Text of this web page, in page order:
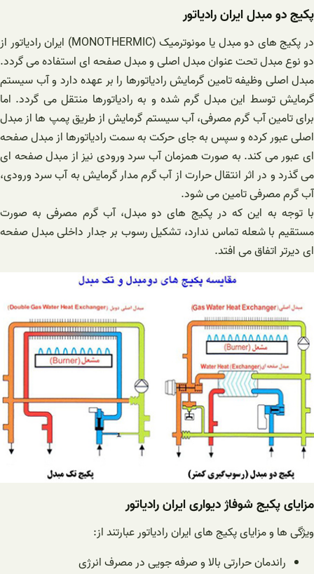
پکیج دو مبدل ایران رادیاتور
در پکیج های دو مبدل یا مونوترمیک (MONOTHERMIC) ایران رادیاتور از
دو نوع مبدل تحت عنوان مبدل اصلی و مبدل صفحه ای استفاده می گردد.
مبدل اصلی وظیفه تامین گرمایش رادیاتورها را بر عهده دارد و آب سیستم
گرمایش توسط این مبدل گرم شده و به رادیاتورها منتقل می گردد. اما
برای تامین آب گرم مصرفی، آب سیستم گرمایش از طریق پمپ ها از مبدل
اصلی عبور کرده و سپس به جای حرکت به سمت رادیاتورها از مبدل صفحه
ای عبور می کند. به صورت همزمان آب سرد ورودی نیز از مبدل صفحه ای
می گذرد و در اثر انتقال حرارت از آب گرم مدار گرمایش به آب سرد ورودی،
آب گرم مصرفی تامین می شود.
با توجه به این که در پکیج های دو مبدل، آب گرم مصرفی به صورت
مستقیم با شعله تماس ندارد، تشکیل رسوب بر جدار داخلی مبدل صفحه
ای دیرتر اتفاق می افتد.
مزایای پکیج شوفاژ دیواری ایران رادیاتور
ویژگی ها و مزایای پکیج های ایران رادیاتور عبارتند از:
راندمان حرارتی بالا و صرفه جویی در مصرف انرژی